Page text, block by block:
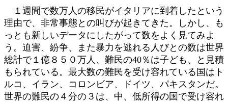
１週間で数万人の移民がイタリアに到着したという
理由で、非常事態との叫びが起きてきた。しかし、も
っとも新しいデータにしたがって数をよく見てみよ
う。迫害、紛争、また暴力を逃れる人びとの数は世界
総計で１億８５０万人、難民の40％は子ども、と見積
もられている。最大数の難民を受け容れている国はト
ルコ、イラン、コロンビア、ドイツ、パキスタンだ。
世界の難民の４分の３は、中、低所得の国で受け容れ